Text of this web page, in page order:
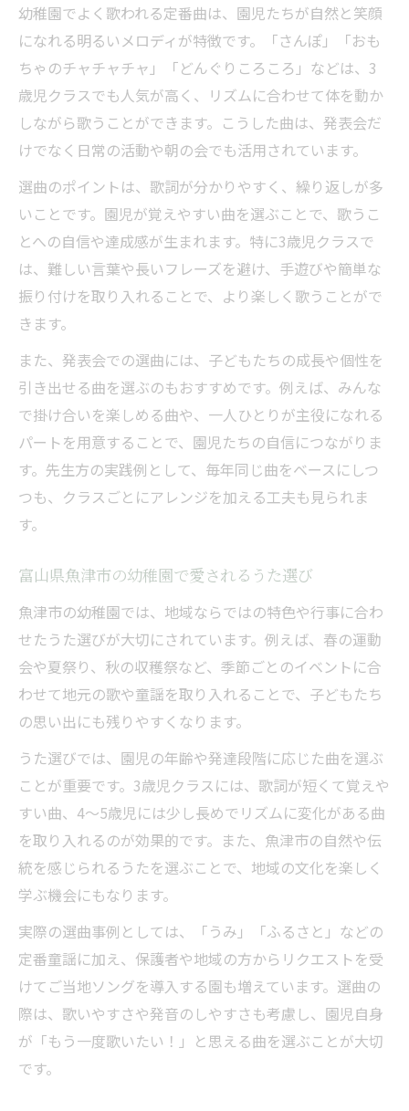
魚津市らしさを演出できる幼稚園うたの選
択
発表会成功のための幼稚園おすすめ定番曲
親子で楽しめる幼稚園の歌選び実践ヒント
幼稚園で親子が一緒に歌えるうた選びの工
家庭でも楽しめる幼稚園の歌活用アイデア
幼稚園児と親子で盛り上がるうたの選定術
親子ふれあいに最適な幼稚園向けうた特集
家庭との連携を深める幼稚園の歌選び方法
富山県魚津市発・日常保育で役立つうた徹底ガ
イド
幼稚園の日常保育で使える魚津市のうた例
毎日の園生活で役立つ幼稚園うた活用法
魚津市の幼稚園で親しまれる日常歌を紹介
日常保育の場面別におすすめ幼稚園うた解
説
幼稚園でよく歌われる定番曲は、園児たちが自然と笑顔
になれる明るいメロディが特徴です。「さんぽ」「おも
ちゃのチャチャチャ」「どんぐりころころ」などは、3
歳児クラスでも人気が高く、リズムに合わせて体を動か
しながら歌うことができます。こうした曲は、発表会だ
けでなく日常の活動や朝の会でも活用されています。
選曲のポイントは、歌詞が分かりやすく、繰り返しが多
いことです。園児が覚えやすい曲を選ぶことで、歌うこ
とへの自信や達成感が生まれます。特に3歳児クラスで
は、難しい言葉や長いフレーズを避け、手遊びや簡単な
振り付けを取り入れることで、より楽しく歌うことがで
きます。
また、発表会での選曲には、子どもたちの成長や個性を
引き出せる曲を選ぶのもおすすめです。例えば、みんな
で掛け合いを楽しめる曲や、一人ひとりが主役になれる
パートを用意することで、園児たちの自信につながりま
す。先生方の実践例として、毎年同じ曲をベースにしつ
つも、クラスごとにアレンジを加える工夫も見られま
す。
富山県魚津市の幼稚園で愛されるうた選び
魚津市の幼稚園では、地域ならではの特色や行事に合わ
せたうた選びが大切にされています。例えば、春の運動
会や夏祭り、秋の収穫祭など、季節ごとのイベントに合
わせて地元の歌や童謡を取り入れることで、子どもたち
の思い出にも残りやすくなります。
うた選びでは、園児の年齢や発達段階に応じた曲を選ぶ
ことが重要です。3歳児クラスには、歌詞が短くて覚えや
すい曲、4～5歳児には少し長めでリズムに変化がある曲
を取り入れるのが効果的です。また、魚津市の自然や伝
統を感じられるうたを選ぶことで、地域の文化を楽しく
学ぶ機会にもなります。
実際の選曲事例としては、「うみ」「ふるさと」などの
定番童謡に加え、保護者や地域の方からリクエストを受
けてご当地ソングを導入する園も増えています。選曲の
際は、歌いやすさや発音のしやすさも考慮し、園児自身
が「もう一度歌いたい！」と思える曲を選ぶことが大切
です。